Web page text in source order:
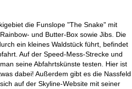
die Funslope "The Snake" mit
und Butter-Box sowie Jibs. Die
ein kleines Waldstück führt, befindet
Auf der Speed-Mess-Strecke und
seine Abfahrtskünste testen. Hier ist
dabei! Außerdem gibt es die Nassfeld
auf der Skyline-Website mit seiner